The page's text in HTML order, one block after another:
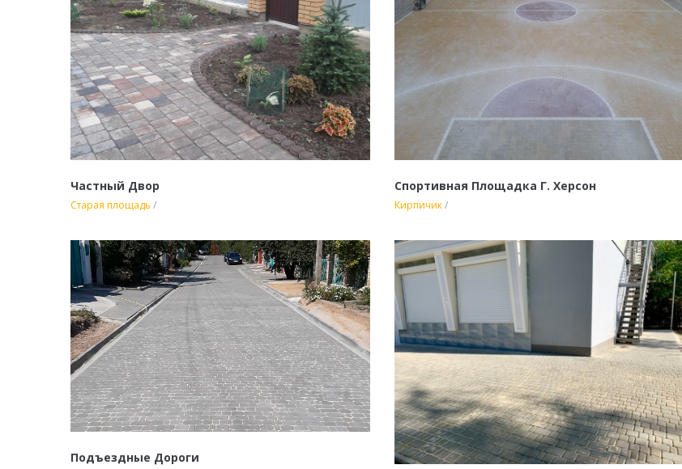
Частный Двор
Старая площадь /
Спортивная Площадка Г. Херсон
Кирпичик/
Подъездные Дороги